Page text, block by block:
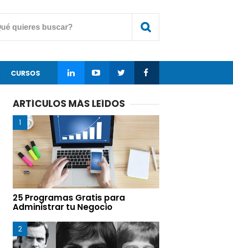
CURSOS
ARTÍCULOS MÁS LEÍDOS
25 Programas Gratis para
Administrar tu Negocio